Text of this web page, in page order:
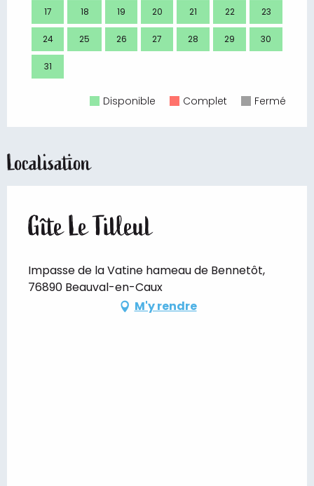
17 18 19 20 21 22 23
24 25 26 27 28 29 30
31
Disponible Complet Fermé
Localisation
Gîte Le Tilleul
Impasse de la Vatine hameau de Bennetôt,
76890 Beauval-en-Caux
M'y rendre